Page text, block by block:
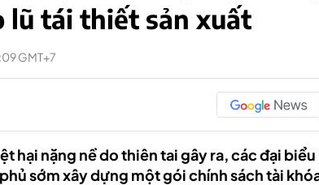
lũ tái thiết sản xuất
GMT+7
hại nặng nề do thiên tai gây ra, các đại
sớm xây dựng một gói chính sách tài